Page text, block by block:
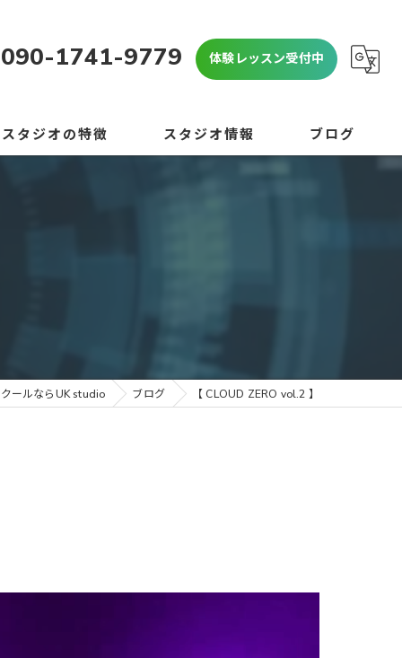
090-1741-9779 体験レッスン受付中
スタジオの特徴 スタジオ情報 ブログ
ールならUK studio ブログ 【 CLOUD ZERO vol.2 】